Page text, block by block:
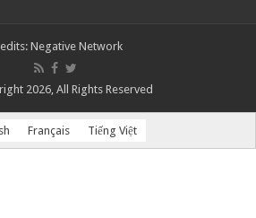
Negative Network
2026, All Rights Reserved
Français Tiếng Việt